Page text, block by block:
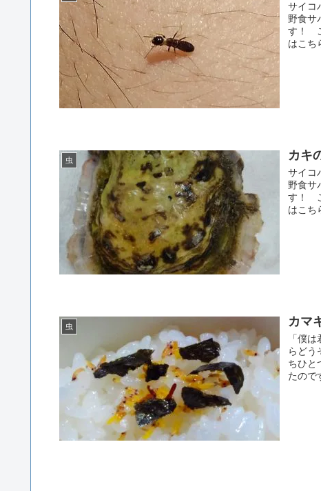
サイコ
野食サ
す！
はこち
虫 カキ
サイコ
野食サ
す！
はこち
虫 カマ
「僕
らどう
ちひと
たので